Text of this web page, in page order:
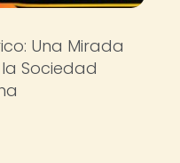
Una Mirada
Sociedad